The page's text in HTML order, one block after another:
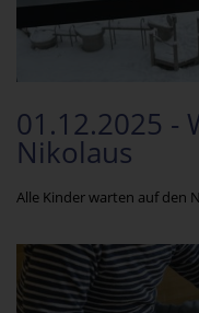
01.12.2025 -
Nikolaus
Alle Kinder warten auf den